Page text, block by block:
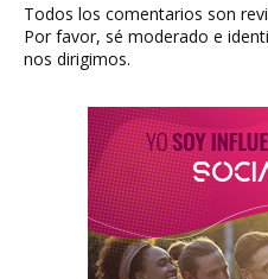
Todos los comentarios son
Por favor, sé moderado e
nos dirigimos.